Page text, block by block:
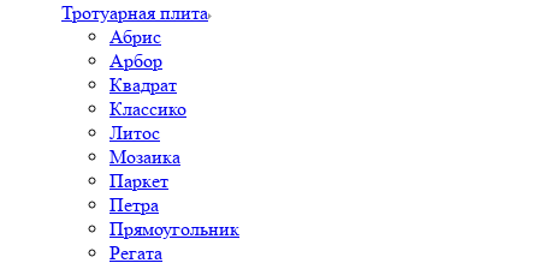
Тротуарная плита
Абрис
Арбор
Квадрат
Классико
Литос
Мозаика
Паркет
Петра
Прямоугольник
Регата